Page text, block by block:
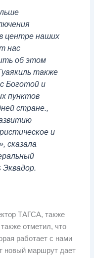
центре наших
нас
об этом
также
Боготой и
пунктов
стране.,
и
сказала
Эквадор.
ТАГСА, также
отметил, что
работает с нами
новый маршрут дает